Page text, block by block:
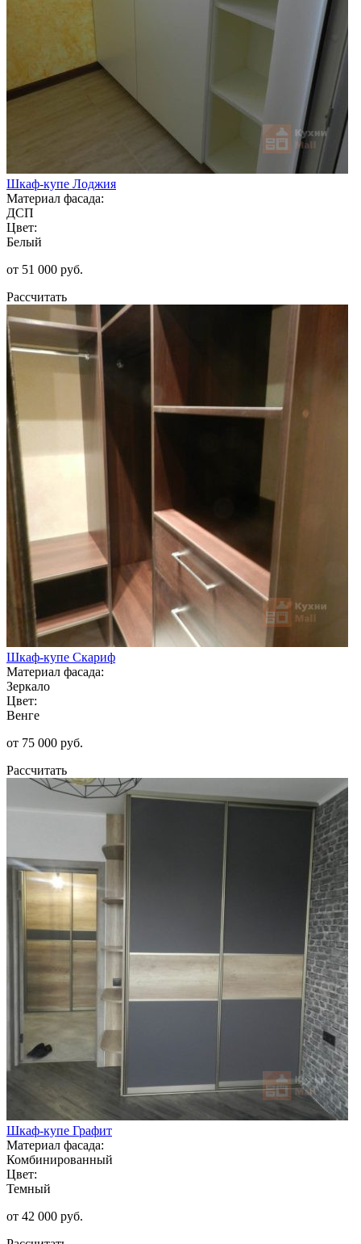
Шкаф-купе Лоджия
Материал фасада:
ДСП
Цвет:
Белый
от 51 000 руб.
Рассчитать
Шкаф-купе Скариф
Материал фасада:
Зеркало
Цвет:
Венге
от 75 000 руб.
Рассчитать
Шкаф-купе Графит
Материал фасада:
Комбинированный
Цвет:
Темный
от 42 000 руб.